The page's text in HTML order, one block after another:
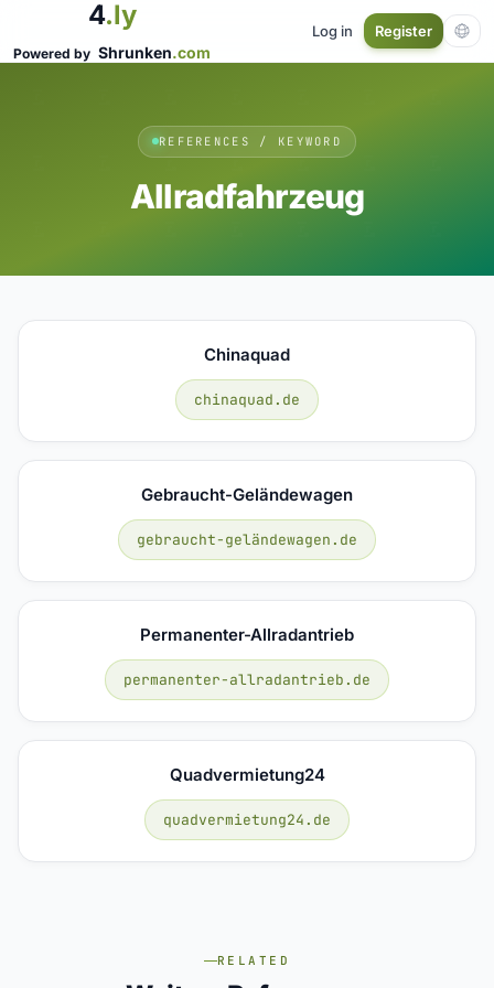
4.ly
Powered by Shrunken.com
Log in Register
REFERENCES / KEYWORD
Allradfahrzeug
Chinaquad
chinaquad.de
Gebraucht-Geländewagen
gebraucht-geländewagen.de
Permanenter-Allradantrieb
permanenter-allradantrieb.de
Quadvermietung24
quadvermietung24.de
RELATED